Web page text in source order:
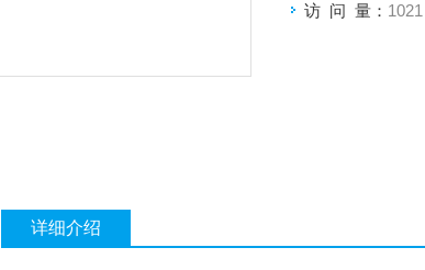
访 问 量： 1021
详细介绍